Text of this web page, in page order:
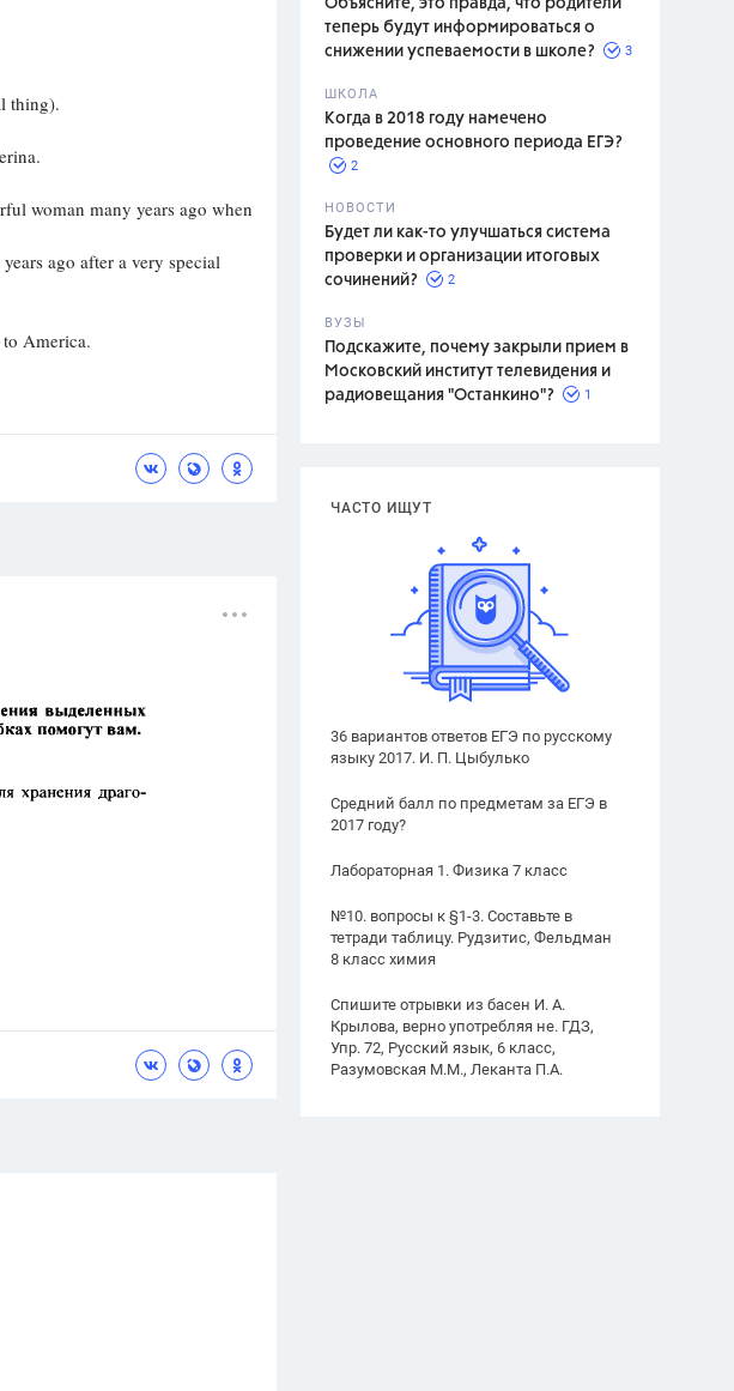
Любовь,
ВСЕ
Объясните, это правда, что родители
теперь будут информироваться о
снижении успеваемости в школе?
3
ШКОЛА
Когда в 2018 году намечено
проведение основного периода ЕГЭ?
2
НОВОСТИ
Будет ли как-то улучшаться система
проверки и организации итоговых
сочинений?
2
ВУЗЫ
Подскажите, почему закрыли прием в
Московский институт телевидения и
радиовещания "Останкино"?
1
ЧАСТО ИЩУТ
36 вариантов ответов ЕГЭ по русскому
языку 2017. И. П. Цыбулько
Средний балл по предметам за ЕГЭ в
2017 году?
Лабораторная 1. Физика 7 класс
№10. вопросы к §1-3. Составьте в
тетради таблицу. Рудзитис, Фельдман
8 класс химия
Спишите отрывки из басен И. А.
Крылова, верно употребляя не. ГДЗ,
Упр. 72, Русский язык, 6 класс,
Разумовская М.М., Леканта П.А.
thing).
woman many years ago when
ago after a very special
America.